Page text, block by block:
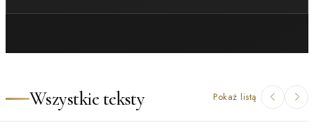
Wszystkie teksty Pokaż listą